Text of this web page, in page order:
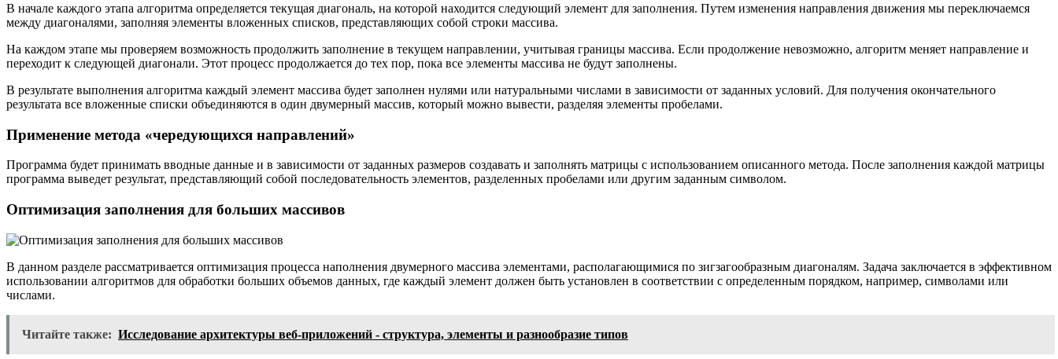
В начале каждого этапа алгоритма определяется текущая диагональ, на которой находится следующий элемент для заполнения. Путем изменения направления движения мы переключаемся
между диагоналями, заполняя элементы вложенных списков, представляющих собой строки массива.
На каждом этапе мы проверяем возможность продолжить заполнение в текущем направлении, учитывая границы массива. Если продолжение невозможно, алгоритм меняет направление и
переходит к следующей диагонали. Этот процесс продолжается до тех пор, пока все элементы массива не будут заполнены.
В результате выполнения алгоритма каждый элемент массива будет заполнен нулями или натуральными числами в зависимости от заданных условий. Для получения окончательного
результата все вложенные списки объединяются в один двумерный массив, который можно вывести, разделяя элементы пробелами.
Применение метода «чередующихся направлений»
Программа будет принимать вводные данные и в зависимости от заданных размеров создавать и заполнять матрицы с использованием описанного метода. После заполнения каждой матрицы
программа выведет результат, представляющий собой последовательность элементов, разделенных пробелами или другим заданным символом.
Оптимизация заполнения для больших массивов
В данном разделе рассматривается оптимизация процесса наполнения двумерного массива элементами, располагающимися по зигзагообразным диагоналям. Задача заключается в эффективном
использовании алгоритмов для обработки больших объемов данных, где каждый элемент должен быть установлен в соответствии с определенным порядком, например, символами или
числами.
Читайте также: Исследование архитектуры веб-приложений - структура, элементы и разнообразие типов